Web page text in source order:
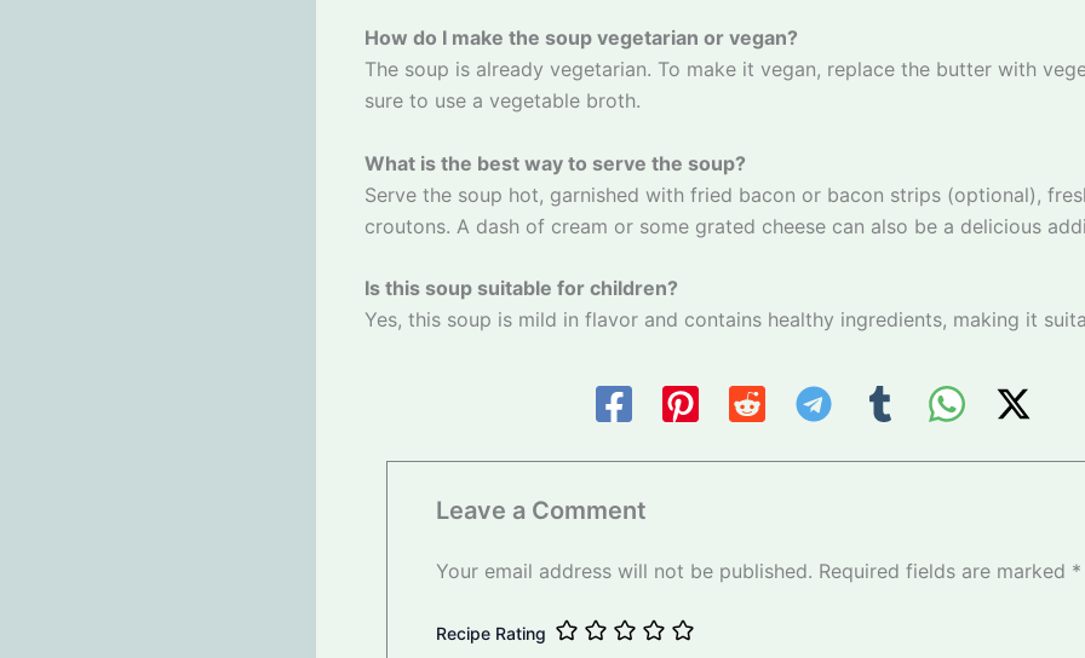
How do I make the soup vegetarian or vegan?
The soup is already vegetarian. To make it vegan, replace the butter with
sure to use a vegetable broth.
What is the best way to serve the soup?
Serve the soup hot, garnished with fried bacon or bacon strips (optional),
croutons. A dash of cream or some grated cheese can also be a delicious
Is this soup suitable for children?
Yes, this soup is mild in flavor and contains healthy ingredients, making it
Leave a Comment
Your email address will not be published. Required fields are marked *
Recipe Rating